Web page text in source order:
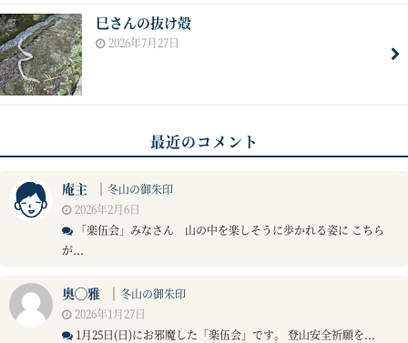
巳さんの抜け殻
2026年7月27日
最近のコメント
庵主 ｜ 冬山の御朱印
2026年2月6日
「楽伍会」みなさん 山の中を楽しそうに歩かれる姿に こちら
が...
奥◯雅 ｜ 冬山の御朱印
2026年1月27日
1月25日(日)にお邪魔した「楽伍会」です。 登山安全祈願を...